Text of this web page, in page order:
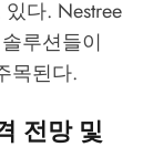
있다. Nestree
루션들이
목된다.
전망 및